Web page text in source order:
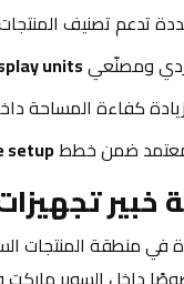
تدعم تصنيف
ومصنّعي units
كفاءة المساحة
ضمن خطط setup
خبير